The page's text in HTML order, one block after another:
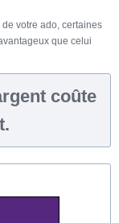
votre ado, certaines
que celui
coûte